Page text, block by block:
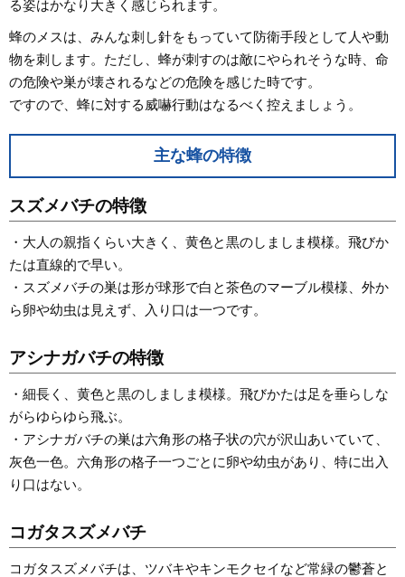
る姿はかなり大きく感じられます。
蜂のメスは、みんな刺し針をもっていて防衛手段として人や動
物を刺します。ただし、蜂が刺すのは敵にやられそうな時、命
の危険や巣が壊されるなどの危険を感じた時です。
ですので、蜂に対する威嚇行動はなるべく控えましょう。
主な蜂の特徴
スズメバチの特徴
・大人の親指くらい大きく、黄色と黒のしましま模様。飛びか
たは直線的で早い。
・スズメバチの巣は形が球形で白と茶色のマーブル模様、外か
ら卵や幼虫は見えず、入り口は一つです。
アシナガバチの特徴
・細長く、黄色と黒のしましま模様。飛びかたは足を垂らしな
がらゆらゆら飛ぶ。
・アシナガバチの巣は六角形の格子状の穴が沢山あいていて、
灰色一色。六角形の格子一つごとに卵や幼虫があり、特に出入
り口はない。
コガタスズメバチ
コガタスズメバチは、ツバキやキンモクセイなど常緑の鬱蒼と